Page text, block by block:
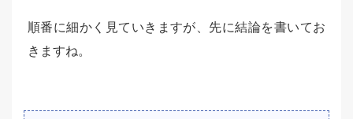
順番に細かく見ていきますが、先に結論を書いてお
きますね。